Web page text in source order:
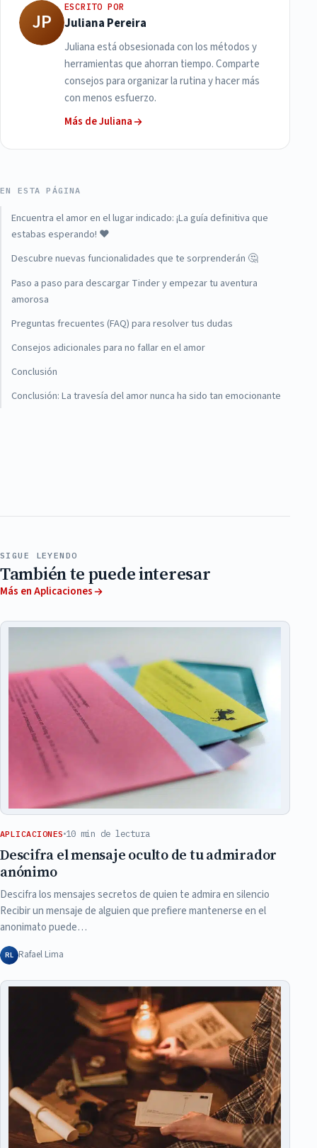
JP
ESCRITO POR
Juliana Pereira
Juliana está obsesionada con los métodos y
herramientas que ahorran tiempo. Comparte
consejos para organizar la rutina y hacer más
con menos esfuerzo.
Más de Juliana
EN ESTA PÁGINA
Encuentra el amor en el lugar indicado: ¡La guía definitiva que
estabas esperando! ❤️
Descubre nuevas funcionalidades que te sorprenderán 🤔
Paso a paso para descargar Tinder y empezar tu aventura
amorosa
Preguntas frecuentes (FAQ) para resolver tus dudas
Consejos adicionales para no fallar en el amor
Conclusión
Conclusión: La travesía del amor nunca ha sido tan emocionante
SIGUE LEYENDO
También te puede interesar
Más en Aplicaciones
APLICACIONES 10 min de lectura
Descifra el mensaje oculto de tu admirador
anónimo
Descifra los mensajes secretos de quien te admira en silencio
Recibir un mensaje de alguien que prefiere mantenerse en el
anonimato puede…
RL Rafael Lima